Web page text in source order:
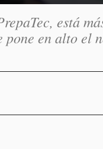
está
en alto el